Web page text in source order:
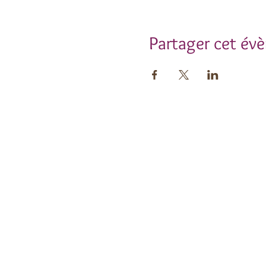
Partager cet